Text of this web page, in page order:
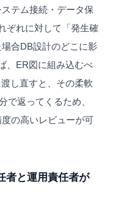
テム接続・データ保
ぞれに対して「発生確
合DB設計のどこに影
、ER図に組み込むべ
し直すと、その柔軟
で返ってくるため、
の高いレビューが可
者と運用責任者が